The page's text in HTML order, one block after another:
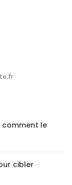
comment le
cibler